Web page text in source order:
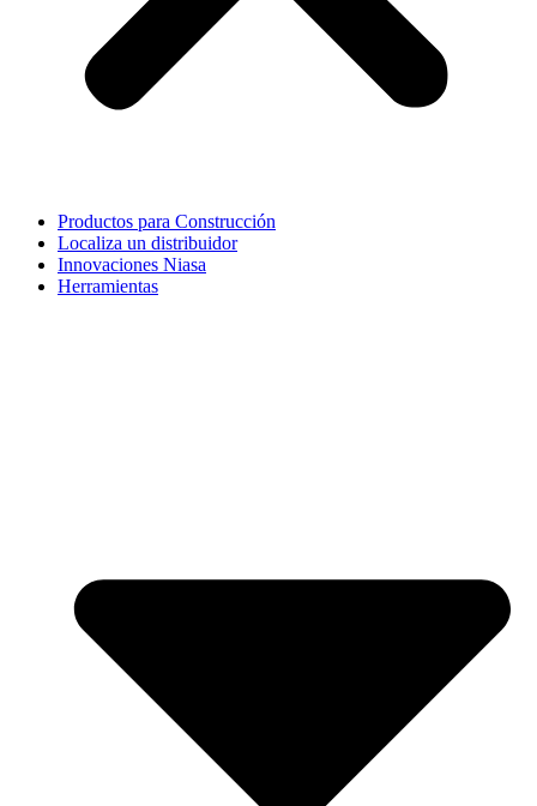
Productos para Construcción
Localiza un distribuidor
Innovaciones Niasa
Herramientas